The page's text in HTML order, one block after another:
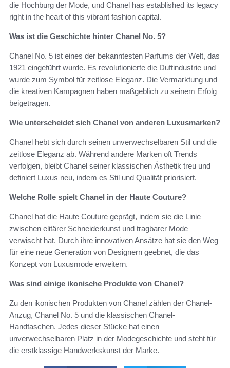
die Hochburg der Mode, und Chanel has established its legacy
right in the heart of this vibrant fashion capital.
Was ist die Geschichte hinter Chanel No. 5?
Chanel No. 5 ist eines der bekanntesten Parfums der Welt, das
1921 eingeführt wurde. Es revolutionierte die Duftindustrie und
wurde zum Symbol für zeitlose Eleganz. Die Vermarktung und
die kreativen Kampagnen haben maßgeblich zu seinem Erfolg
beigetragen.
Wie unterscheidet sich Chanel von anderen Luxusmarken?
Chanel hebt sich durch seinen unverwechselbaren Stil und die
zeitlose Eleganz ab. Während andere Marken oft Trends
verfolgen, bleibt Chanel seiner klassischen Ästhetik treu und
definiert Luxus neu, indem es Stil und Qualität priorisiert.
Welche Rolle spielt Chanel in der Haute Couture?
Chanel hat die Haute Couture geprägt, indem sie die Linie
zwischen elitärer Schneiderkunst und tragbarer Mode
verwischt hat. Durch ihre innovativen Ansätze hat sie den Weg
für eine neue Generation von Designern geebnet, die das
Konzept von Luxusmode erweitern.
Was sind einige ikonische Produkte von Chanel?
Zu den ikonischen Produkten von Chanel zählen der Chanel-
Anzug, Chanel No. 5 und die klassischen Chanel-
Handtaschen. Jedes dieser Stücke hat einen
unverwechselbaren Platz in der Modegeschichte und steht für
die erstklassige Handwerkskunst der Marke.